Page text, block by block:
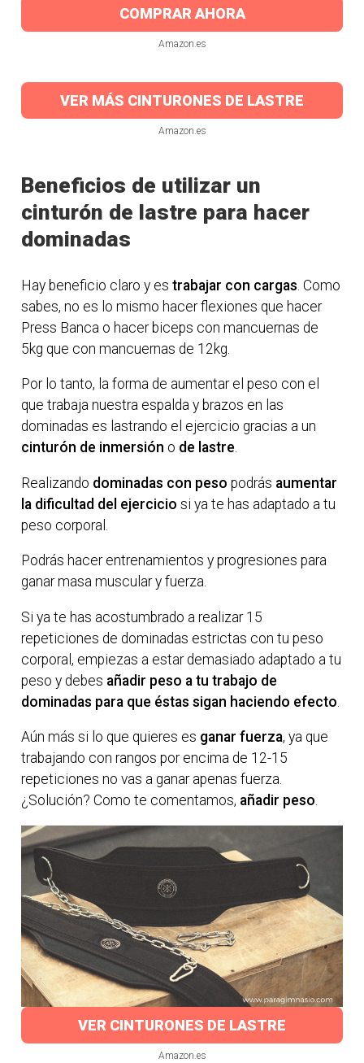
COMPRAR AHORA
Amazon.es
VER MÁS CINTURONES DE LASTRE
Amazon.es
Beneficios de utilizar un
cinturón de lastre para hacer
dominadas
Hay beneficio claro y estrabajar con cargas . Como
sabes, no es lo mismo hacer flexiones que hacer
Press Banca o hacer biceps con mancuernas de
5kg que con mancuernas de 12kg.
Por lo tanto, la forma de aumentar el peso con el
que trabaja nuestra espalda y brazos en las
dominadas es lastrando el ejercicio gracias a un
cinturón de inmersión o de lastre.
Realizando dominadas con peso podrás aumentar
la dificultad del ejercicio si ya te has adaptado a tu
peso corporal.
Podrás hacer entrenamientos y progresiones para
ganar masa muscular y fuerza.
Si ya te has acostumbrado a realizar 15
repeticiones de dominadas estrictas con tu peso
corporal, empiezas a estar demasiado adaptado a tu
peso y debes añadir peso a tu trabajo de
dominadas para que éstas sigan haciendo efecto
Aún más si lo que quieres es ganar fuerza, ya que
trabajando con rangos por encima de 12-15
repeticiones no vas a ganar apenas fuerza.
¿Solución? Como te comentamos, añadir peso.
VER CINTURONES DE LASTRE
Amazon.es